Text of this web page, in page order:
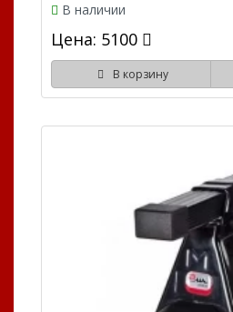
В наличии
Цена: 5100
В корзину